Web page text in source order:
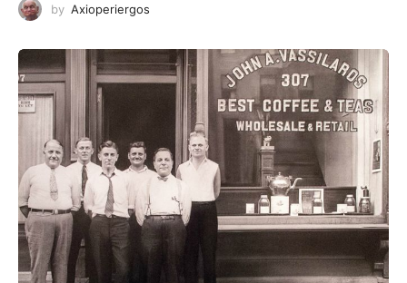
by Axioperiergos